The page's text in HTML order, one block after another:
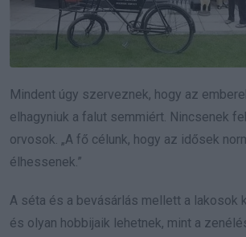
Mindent úgy szerveznek, hogy az
elhagyniuk a falut semmiért. Nincsenek
orvosok. „A fő célunk, hogy az idősek
élhessenek.”
A séta és a bevásárlás mellett a lakosok
és olyan hobbijaik lehetnek, mint a